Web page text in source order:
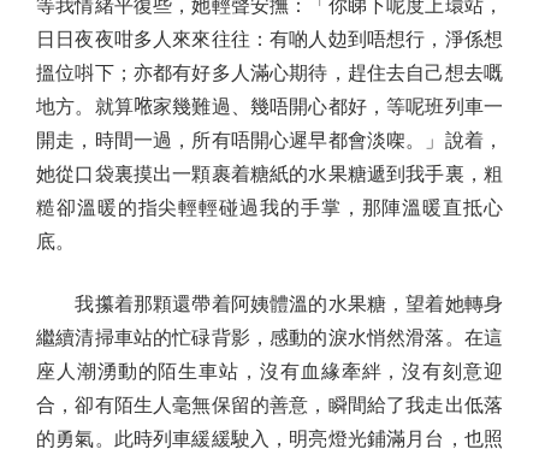
等我情緒平復些，她輕聲安撫：「你睇下呢度上環站，
日日夜夜咁多人來來往往：有啲人攰到唔想行，淨係想
搵位唞下；亦都有好多人滿心期待，趕住去自己想去嘅
地方。就算𠵱家幾難過、幾唔開心都好，等呢班列車一
開走，時間一過，所有唔開心遲早都會淡㗎。」說着，
她從口袋裏摸出一顆裹着糖紙的水果糖遞到我手裏，粗
糙卻溫暖的指尖輕輕碰過我的手掌，那陣溫暖直抵心
底。
我攥着那顆還帶着阿姨體溫的水果糖，望着她轉身
繼續清掃車站的忙碌背影，感動的淚水悄然滑落。在這
座人潮湧動的陌生車站，沒有血緣牽絆，沒有刻意迎
合，卻有陌生人毫無保留的善意，瞬間給了我走出低落
的勇氣。此時列車緩緩駛入，明亮燈光鋪滿月台，也照